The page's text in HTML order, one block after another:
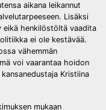
aikana leikannut
Lisäksi
eikä henkilöstöltä vaadita
ei ole kestävää.
vähemmän
voi vaarantaa hoidon
Kristiina
mukaan